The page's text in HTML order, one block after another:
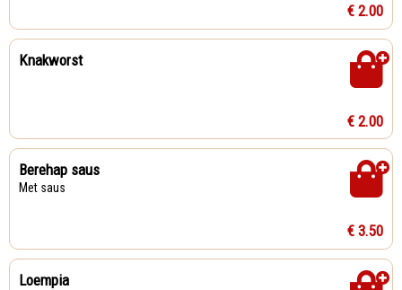
€ 2.00
Knakworst
€ 2.00
Berehap saus
Met saus
€ 3.50
Loempia